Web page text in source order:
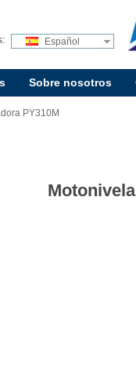
Español
Sobre nosotros
PY310M